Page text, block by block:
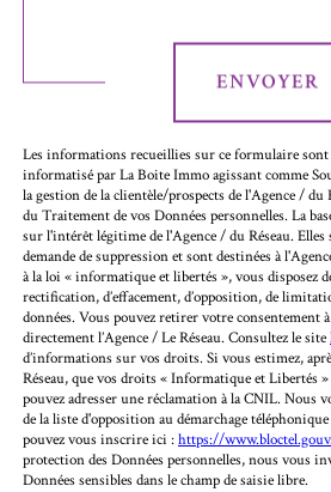
ENVOYER
Les informations recueillies sur ce formulaire
informatisé par La Boite Immo agissant comme
la gestion de la clientèle/prospects de l'Agence / du
du Traitement de vos Données personnelles. La
sur l'intérêt légitime de l'Agence / du Réseau. Elles
demande de suppression et sont destinées à
à la loi « informatique et libertés », vous disposez
rectification, d’effacement, d’opposition, de
données. Vous pouvez retirer votre consentement
directement l’Agence / Le Réseau. Consultez le site
d’informations sur vos droits. Si vous estimez,
Réseau, que vos droits « Informatique et Libertés »
pouvez adresser une réclamation à la CNIL. Nous
de la liste d'opposition au démarchage
pouvez vous inscrire ici :https://
protection des Données personnelles, nous vous
Données sensibles dans le champ de saisie libre.